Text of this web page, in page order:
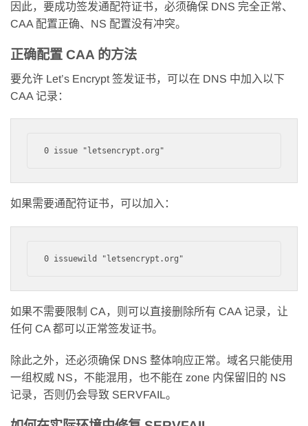
因此，要成功签发通配符证书，必须确保 DNS 完全正常、
CAA 配置正确、NS 配置没有冲突。
正确配置 CAA 的方法
要允许 Let’s Encrypt 签发证书，可以在 DNS 中加入以下
CAA 记录：
如果需要通配符证书，可以加入：
如果不需要限制 CA，则可以直接删除所有 CAA 记录，让
任何 CA 都可以正常签发证书。
除此之外，还必须确保 DNS 整体响应正常。域名只能使用
一组权威 NS，不能混用，也不能在 zone 内保留旧的 NS
记录，否则仍会导致 SERVFAIL。